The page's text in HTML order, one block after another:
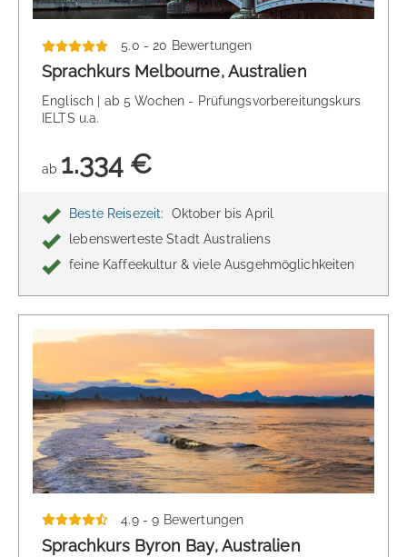
5.0 - 20 Bewertungen
Sprachkurs Melbourne, Australien
Englisch | ab 5 Wochen - Prüfungsvorbereitungskurs
IELTS u.a.
ab 1.334 €
Beste Reisezeit:
Oktober bis April
lebenswerteste Stadt Australiens
feine Kaffeekultur & viele Ausgehmöglichkeiten
4.9 - 9 Bewertungen
Sprachkurs Byron Bay, Australien